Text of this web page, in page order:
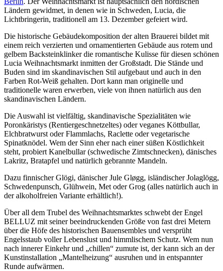
Ländern gewidmet, in denen wie in Schweden, Lucia, die
Lichtbringerin, traditionell am 13. Dezember gefeiert wird.
Die historische Gebäudekomposition der alten Brauerei bildet mit
einem reich verzierten und ornamentierten Gebäude aus rotem und
gelbem Backsteinklinker die romantische Kulisse für diesen schönen
Lucia Weihnachtsmarkt inmitten der Großstadt. Die Stände und
Buden sind im skandinavischen Stil aufgebaut und auch in den
Farben Rot-Weiß gehalten. Dort kann man originelle und
traditionelle waren erwerben, viele von ihnen natürlich aus den
skandinavischen Ländern.
Die Auswahl ist vielfältig, skandinavische Spezialitäten wie
Poronkäristys (Rentiergeschnetzeltes) oder veganes Köttbullar,
Elchbratwurst oder Flammlachs, Raclette oder vegetarische
Spinatknödel. Wem der Sinn eher nach einer süßen Köstlichkeit
steht, probiert Kanelbullar (schwedische Zimtschnecken), dänisches
Lakritz, Bratapfel und natürlich gebrannte Mandeln.
Dazu finnischer Glögi, dänischer Jule Gløgg, isländischer Jolaglögg,
Schwedenpunsch, Glühwein, Met oder Grog (alles natürlich auch in
der alkoholfreien Variante erhältlich!).
Über all dem Trubel des Weihnachtsmarktes schwebt der Engel
BELLUZ mit seiner beeindruckenden Größe von fast drei Metern
über die Höfe des historischen Bauensembles und versprüht
Engelsstaub voller Lebenslust und himmlischem Schutz. Wem nun
nach innerer Einkehr und „chillen“ zumute ist, der kann sich an der
Kunstinstallation „Mantelheizung“ ausruhen und in entspannter
Runde aufwärmen.